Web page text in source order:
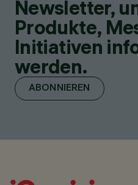
Newsletter,
Produkte,
Initiativen
werden.
ABONNIEREN